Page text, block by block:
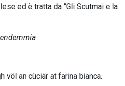
ed è tratta da "Gli Scutmai e la
völ an cüciär at farina bianca.